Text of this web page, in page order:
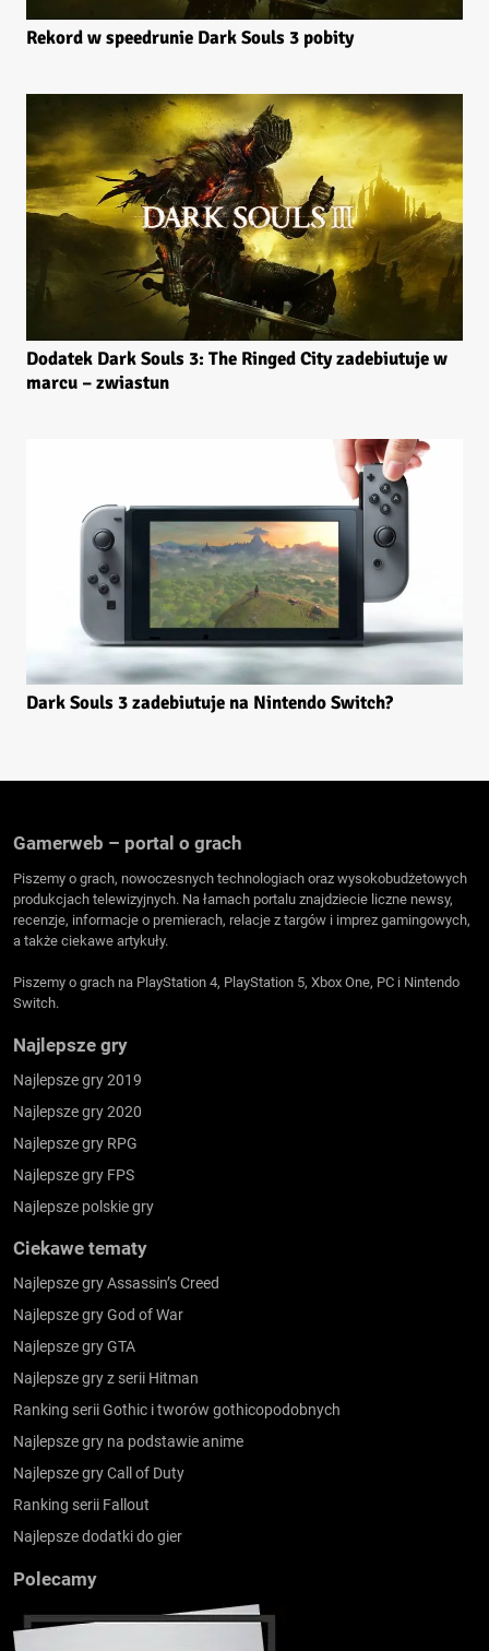
Rekord w speedrunie Dark Souls 3 pobity
Dodatek Dark Souls 3: The Ringed City zadebiutuje w
marcu – zwiastun
Dark Souls 3 zadebiutuje na Nintendo Switch?
Gamerweb – portal o grach
Piszemy o grach, nowoczesnych technologiach oraz wysokobudżetowych
produkcjach telewizyjnych. Na łamach portalu znajdziecie liczne newsy,
recenzje, informacje o premierach, relacje z targów i imprez gamingowych,
a także ciekawe artykuły.
Piszemy o grach na PlayStation 4, PlayStation 5, Xbox One, PC i Nintendo
Switch.
Najlepsze gry
Najlepsze gry 2019
Najlepsze gry 2020
Najlepsze gry RPG
Najlepsze gry FPS
Najlepsze polskie gry
Ciekawe tematy
Najlepsze gry Assassin’s Creed
Najlepsze gry God of War
Najlepsze gry GTA
Najlepsze gry z serii Hitman
Ranking serii Gothic i tworów gothicopodobnych
Najlepsze gry na podstawie anime
Najlepsze gry Call of Duty
Ranking serii Fallout
Najlepsze dodatki do gier
Polecamy